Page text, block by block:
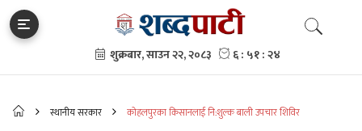
स्थानीय सरकार कोहलपुरका किसानलाई नि:शुल्क बाली उपचार शिविर